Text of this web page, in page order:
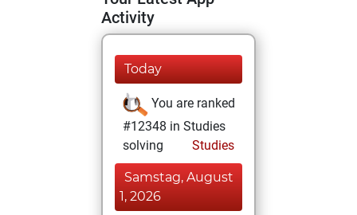
Activity
Today
You are ranked
#12348 in Studies
solving
Studies
Samstag, August
1, 2026